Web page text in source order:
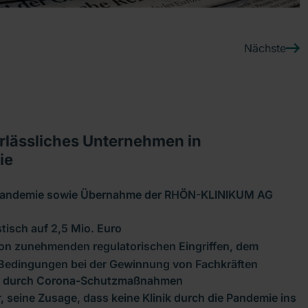
Nächste
Unternehmen in
sowie Übernahme der RHÖN-KLINIKUM AG
auf 2,5 Mio. Euro
zunehmenden regulatorischen Eingriffen, dem
bei der Gewinnung von Fachkräften
Corona-Schutzmaßnahmen
Zusage, dass keine Klinik durch die Pandemie ins